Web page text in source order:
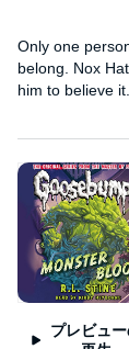
Only one
belong. Nox
him to believe
プレビュ